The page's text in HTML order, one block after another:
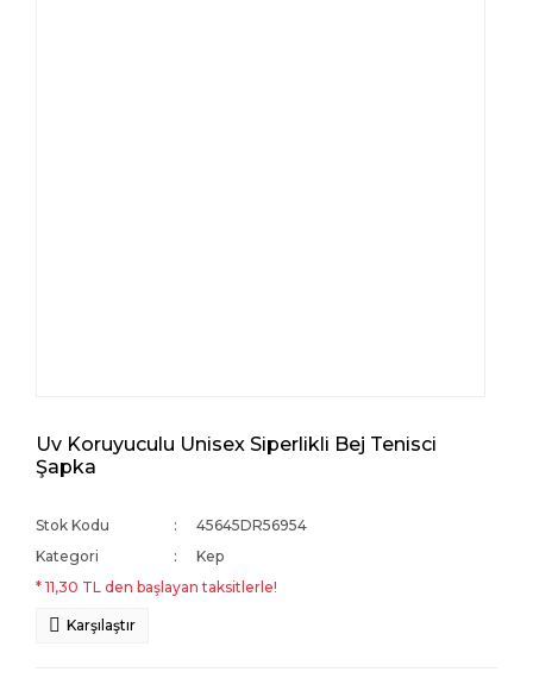
Uv Koruyuculu Unisex Siperlikli Bej Tenisci
Şapka
Stok Kodu
45645DR56954
Kategori
Kep
* 11,30 TL den başlayan taksitlerle!
Karşılaştır